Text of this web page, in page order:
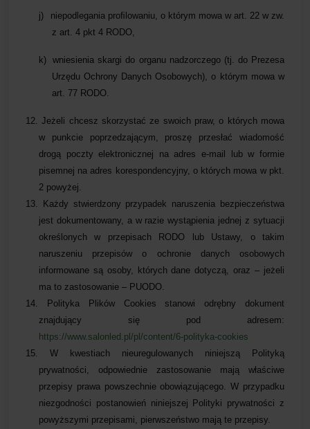
j)
niepodlegania proﬁlowaniu, o którym mowa w art. 22 w zw.
z art. 4 pkt 4 RODO,
k)
wniesienia skargi do organu nadzorczego (tj. do Prezesa
Urzędu Ochrony Danych Osobowych), o którym mowa w
art. 77 RODO.
12.Jeżeli chcesz skorzystać ze swoich praw, o których mowa
w punkcie poprzedzającym, proszę przesłać wiadomość
drogą poczty elektronicznej na adres e-mail lub w formie
pisemnej na adres korespondencyjny, o których mowa w pkt.
2 powyżej.
13.
Każdy stwierdzony przypadek naruszenia bezpieczeństwa
jest dokumentowany, a w razie wystąpienia jednej z sytuacji
określonych w przepisach RODO lub Ustawy, o takim
naruszeniu przepisów o ochronie danych osobowych
informowane są osoby, których dane dotyczą, oraz – jeżeli
ma to zastosowanie – PUODO.
14.
Polityka Plików Cookies stanowi odrębny dokument
znajdujący się pod adresem:
https://www.salonled.pl/pl/content/6-polityka-cookies
15. W kwestiach nieuregulowanych niniejszą Polityką
prywatności, odpowiednie zastosowanie mają właściwe
przepisy prawa powszechnie obowiązującego. W przypadku
niezgodności postanowień niniejszej Polityki prywatności z
powyższymi przepisami, pierwszeństwo mają te przepisy.